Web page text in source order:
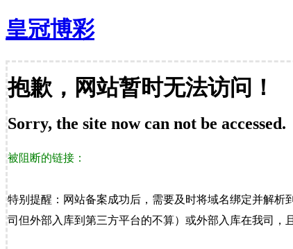
皇冠博彩
抱歉，网站暂时无法访问！
Sorry, the site now can not be accessed.
被阻断的链接：
特别提醒：网站备案成功后，需要及时将域名绑定并解
司但外部入库到第三方平台的不算）或外部入库在我司